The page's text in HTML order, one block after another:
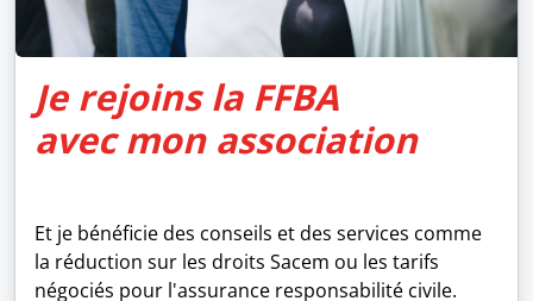
Je rejoins la FFBA
avec mon association
Et je bénéficie des conseils et des services comme
la réduction sur les droits Sacem ou les tarifs
négociés pour l'assurance responsabilité civile.